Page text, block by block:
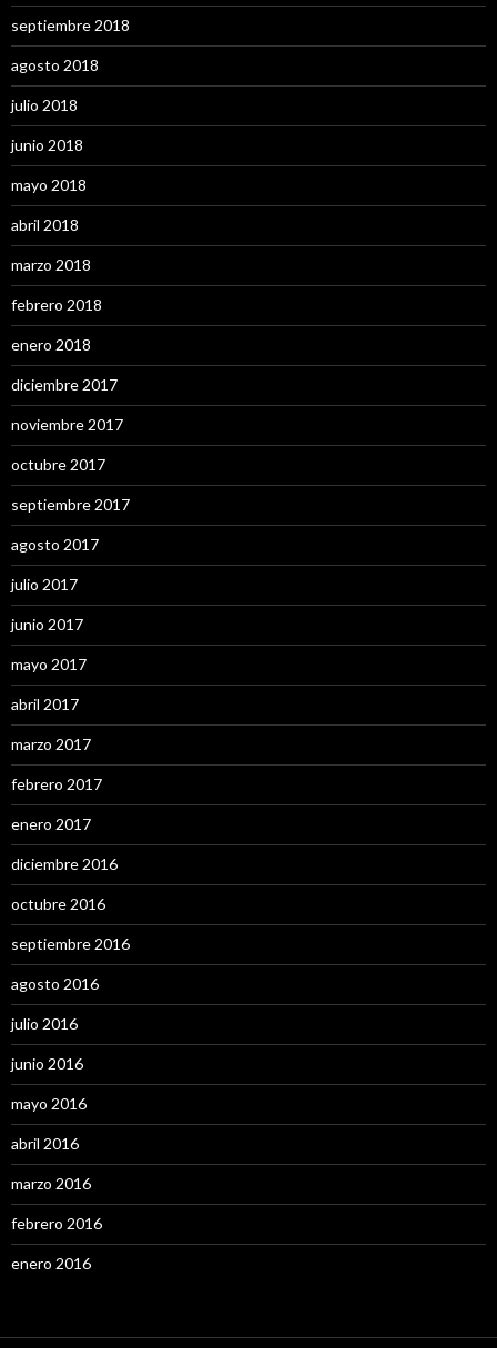
septiembre 2018
agosto 2018
julio 2018
junio 2018
mayo 2018
abril 2018
marzo 2018
febrero 2018
enero 2018
diciembre 2017
noviembre 2017
octubre 2017
septiembre 2017
agosto 2017
julio 2017
junio 2017
mayo 2017
abril 2017
marzo 2017
febrero 2017
enero 2017
diciembre 2016
octubre 2016
septiembre 2016
agosto 2016
julio 2016
junio 2016
mayo 2016
abril 2016
marzo 2016
febrero 2016
enero 2016